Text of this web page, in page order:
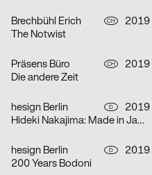
Brechbühl Erich CH
2019
The Notwist
Präsens Büro CH
2019
Die andere Zeit
hesign Berlin D
2019
Hideki Nakajima: Made in Japan. Tokyo (Berlin edition)
hesign Berlin D
2019
200 Years Bodoni